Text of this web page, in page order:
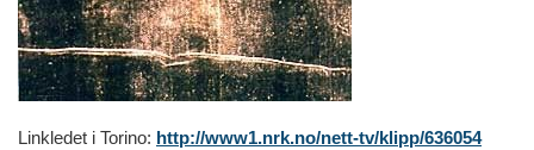
Linkledet i Torino: http://www1.nrk.no/nett-tv/klipp/636054